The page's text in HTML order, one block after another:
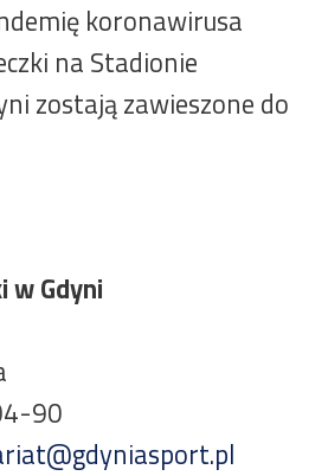
koronawirusa
na Stadionie
zostają zawieszone do
w Gdyni
90